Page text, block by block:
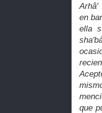
Arhâ'
en
ella
que